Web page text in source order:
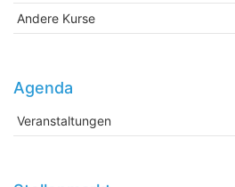
Andere Kurse
Agenda
Veranstaltungen